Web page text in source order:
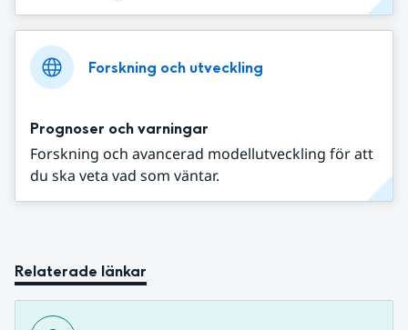
Forskning och utveckling
Prognoser och varningar
Forskning och avancerad modellutveckling för att
du ska veta vad som väntar.
Relaterade länkar